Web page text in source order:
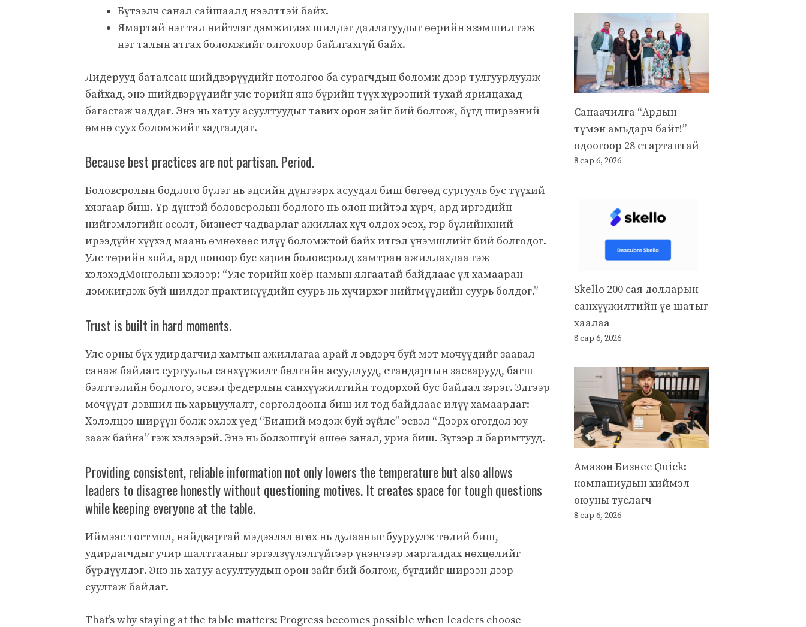
Бүтээлч санал сайшаалд нээлттэй байх.
Ямартай нэг тал нийтлэг дэмжигдэх шилдэг дадлагуудыг өөрийн эзэмшил гэж
нэг талын атгах боломжийг олгохоор байлгахгүй байх.
Лидерууд баталсан шийдвэрүүдийг нотолгоо ба сурагчдын боломж дээр тулгуурлуулж
байхад, энэ шийдвэрүүдийг улс төрийн янз бүрийн түүх хүрээний тухай ярилцахад
багасгаж чаддаг. Энэ нь хатуу асуултуудыг тавих орон зайг бий болгож, бүгд ширээний
өмнө суух боломжийг хадгалдаг.
Because best practices are not partisan. Period.
Боловсролын бодлого бүлэг нь эцсийн дүнгээрх асуудал биш бөгөөд сургууль бус түүхий
хязгаар биш. Үр дүнтэй боловсролын бодлого нь олон нийтэд хүрч, ард иргэдийн
нийгэмлэгийн өсөлт, бизнест чадварлаг ажиллах хүч олдох эсэх, гэр бүлийнхний
ирээдүйн хүүхэд маань өмнөхөөс илүү боломжтой байх итгэл үнэмшлийг бий болгодог.
Улс төрийн хойд, ард попоор бус харин боловсролд хамтран ажиллахдаа гэж
хэлэхэдМонголын хэлээр: “Улс төрийн хоёр намын ялгаатай байдлаас үл хамааран
дэмжигдэж буй шилдэг практикүүдийн суурь нь хүчирхэг нийгмүүдийн суурь болдог.”
Trust is built in hard moments.
Улс орны бүх удирдагчид хамтын ажиллагаа арай л эвдэрч буй мэт мөчүүдийг заавал
санаж байдаг: сургуульд санхүүжилт бөлгийн асуудлууд, стандартын засварууд, багш
бэлтгэлийн бодлого, эсвэл федерлын санхүүжилтийн тодорхой бус байдал зэрэг. Эдгээр
мөчүүдт дэвшил нь харьцуулалт, сөргөлдөөнд биш ил тод байдлаас илүү хамаардаг:
Хэлэлцээ ширүүн болж эхлэх үед “Бидний мэдэж буй зүйлс” эсвэл “Дээрх өгөгдөл юу
зааж байна” гэж хэлээрэй. Энэ нь болзошгүй өшөө занал, уриа биш. Зүгээр л баримтууд.
Providing consistent, reliable information not only lowers the temperature but also allows
leaders to disagree honestly without questioning motives. It creates space for tough questions
while keeping everyone at the table.
Иймээс тогтмол, найдвартай мэдээлэл өгөх нь дулааныг бууруулж төдий биш,
удирдагчдыг учир шалтгааныг эргэлзүүлэлгүйгээр үнэнчээр маргалдах нөхцөлийг
бүрдүүлдэг. Энэ нь хатуу асуултуудын орон зайг бий болгож, бүгдийг ширээн дээр
суулгаж байдаг.
That’s why staying at the table matters: Progress becomes possible when leaders choose
Санаачилга “Ардын
түмэн амьдарч байг!”
одоогоор 28 стартаптай
8 сар 6, 2026
Skello 200 сая долларын
санхүүжилтийн үе шатыг
хаалаа
8 сар 6, 2026
Амазон Бизнес Quick:
компаниудын хиймэл
оюуны туслагч
8 сар 6, 2026